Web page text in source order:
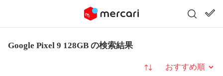
Google Pixel 9 128GB の検索結果
並び替え